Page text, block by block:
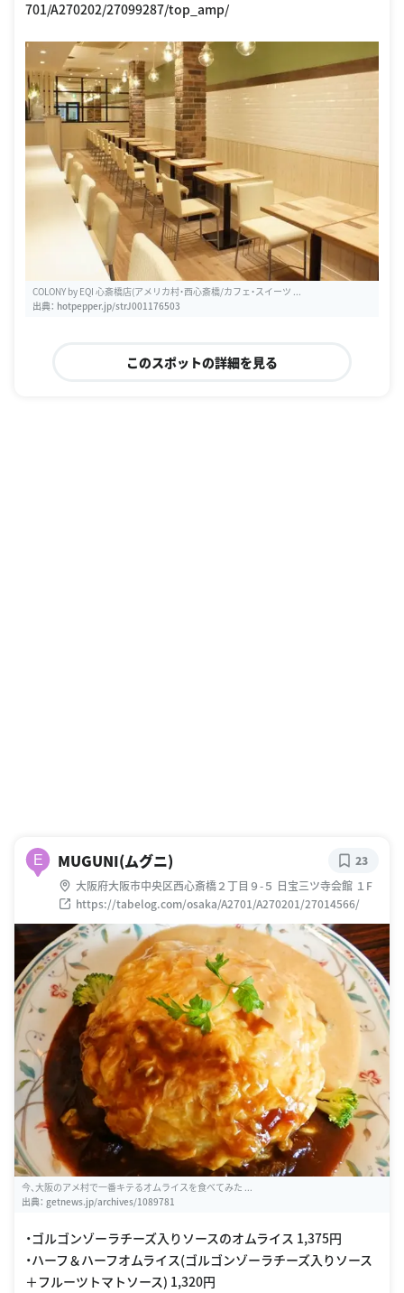
701/A270202/27099287/top_amp/
COLONY by EQI 心斎橋店(アメリカ村・西心斎橋/カフェ・スイーツ ...
出典： hotpepper.jp/strJ001176503
このスポットの詳細を見る
E MUGUNI(ムグニ)
大阪府大阪市中央区西心斎橋２丁目９-５ 日宝三ツ寺会館 １F
https://tabelog.com/osaka/A2701/A270201/27014566/
23
今、大阪のアメ村で一番キテるオムライスを食べてみた ...
出典： getnews.jp/archives/1089781
・ゴルゴンゾーラチーズ入りソースのオムライス 1,375円
・ハーフ＆ハーフオムライス(ゴルゴンゾーラチーズ入りソース
＋フルーツトマトソース) 1,320円